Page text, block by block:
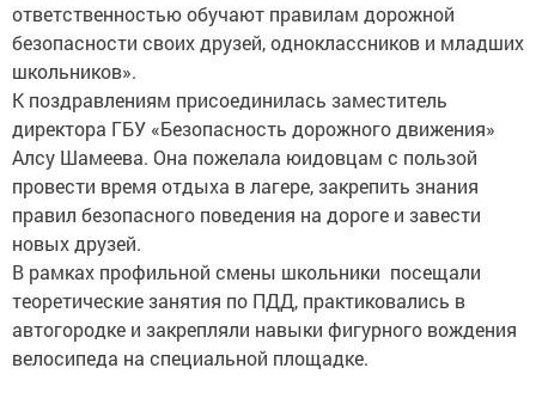
ответственностью обучают правилам дорожной
безопасности своих друзей, одноклассников и младших
школьников».
К поздравлениям присоединилась заместитель
директора ГБУ «Безопасность дорожного движения»
Алсу Шамеева. Она пожелала юидовцам с пользой
провести время отдыха в лагере, закрепить знания
правил безопасного поведения на дороге и завести
новых друзей.
В рамках профильной смены школьники посещали
теоретические занятия по ПДД, практиковались в
автогородке и закрепляли навыки фигурного вождения
велосипеда на специальной площадке.